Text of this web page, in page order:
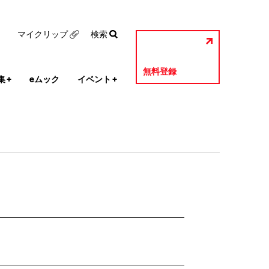
+ eムック イベント +
無料登録
マイクリップ 検索